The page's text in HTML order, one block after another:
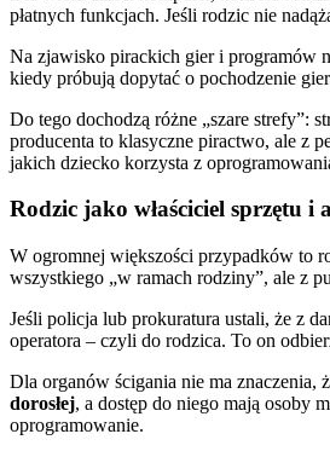
płatnych funkcjach. Jeśli rodzic nie
Na zjawisko pirackich gier i programów
kiedy próbują dopytać o pochodzenie
Do tego dochodzą różne „szare strefy”:
producenta to klasyczne piractwo, ale z
jakich dziecko korzysta z
Rodzic jako właściciel sprzętu i
W ogromnej większości przypadków to
wszystkiego „w ramach rodziny”, ale z
Jeśli policja lub prokuratura ustali, że z
operatora – czyli do rodzica. To on
Dla organów ścigania nie ma znaczenia,
dorosłej, a dostęp do niego mają osoby
oprogramowanie.